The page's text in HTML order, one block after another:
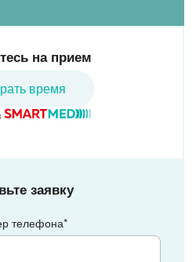
заявку
телефона*
на прием
время